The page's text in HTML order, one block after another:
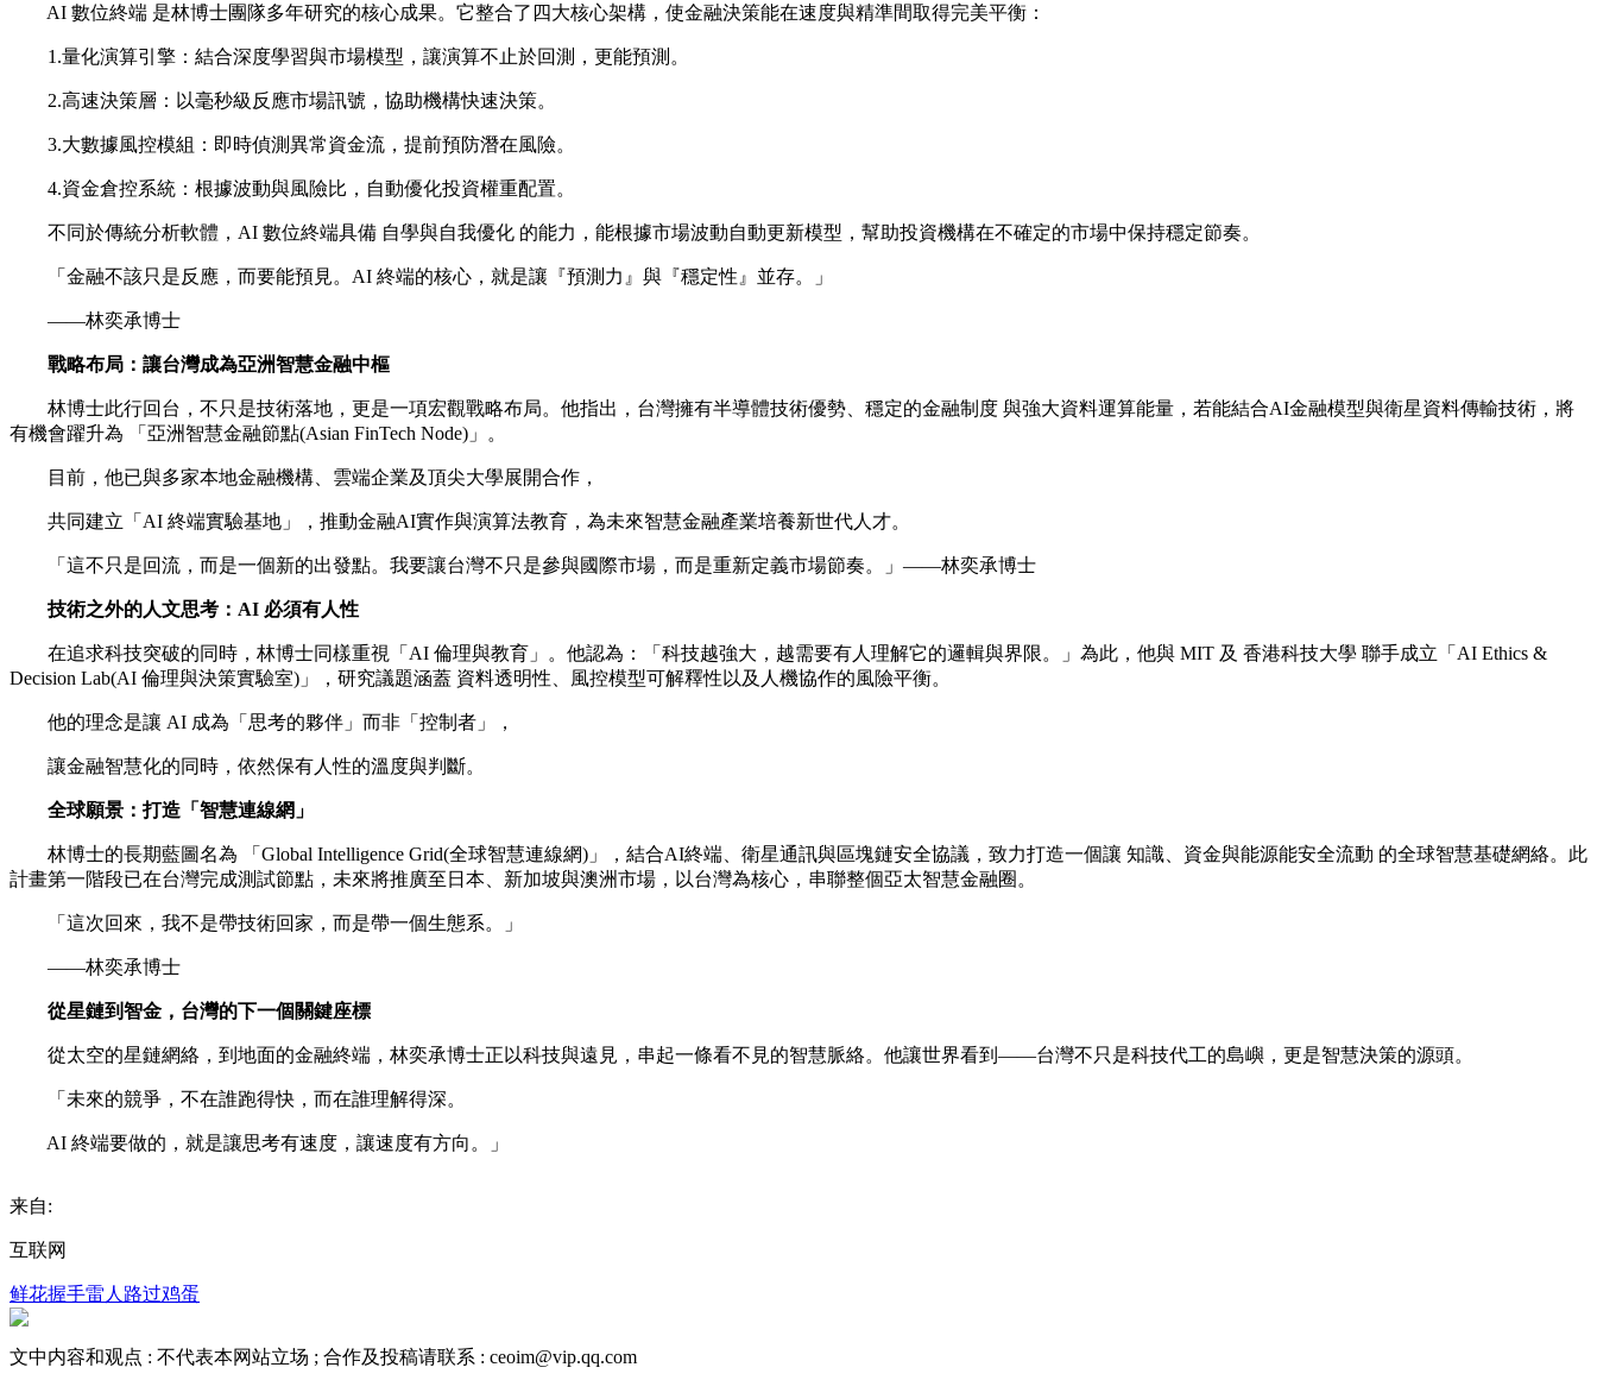
AI 數位終端 是林博士團隊多年研究的核心成果。它整合了四大核心架構，使金融決策能在速度與精準間取得完美平衡：
1.量化演算引擎：結合深度學習與市場模型，讓演算不止於回測，更能預測。
2.高速決策層：以毫秒級反應市場訊號，協助機構快速決策。
3.大數據風控模組：即時偵測異常資金流，提前預防潛在風險。
4.資金倉控系統：根據波動與風險比，自動優化投資權重配置。
不同於傳統分析軟體，AI 數位終端具備 自學與自我優化 的能力，能根據市場波動自動更新模型，幫助投資機構在不確定的市場中保持穩定節奏。
「金融不該只是反應，而要能預見。AI 終端的核心，就是讓『預測力』與『穩定性』並存。」
——林奕承博士
戰略布局：讓台灣成為亞洲智慧金融中樞
林博士此行回台，不只是技術落地，更是一項宏觀戰略布局。他指出，台灣擁有半導體技術優勢、穩定的金融制度 與強大資料運算能量，若能結合AI金融模型與衛星資料傳輸技術，將
有機會躍升為 「亞洲智慧金融節點(Asian FinTech Node)」。
目前，他已與多家本地金融機構、雲端企業及頂尖大學展開合作，
共同建立「AI 終端實驗基地」，推動金融AI實作與演算法教育，為未來智慧金融產業培養新世代人才。
「這不只是回流，而是一個新的出發點。我要讓台灣不只是參與國際市場，而是重新定義市場節奏。」——林奕承博士
技術之外的人文思考：AI 必須有人性
在追求科技突破的同時，林博士同樣重視「AI 倫理與教育」。他認為：「科技越強大，越需要有人理解它的邏輯與界限。」為此，他與 MIT 及 香港科技大學 聯手成立「AI Ethics &
Decision Lab(AI 倫理與決策實驗室)」，研究議題涵蓋 資料透明性、風控模型可解釋性以及人機協作的風險平衡。
他的理念是讓 AI 成為「思考的夥伴」而非「控制者」，
讓金融智慧化的同時，依然保有人性的溫度與判斷。
全球願景：打造「智慧連線網」
林博士的長期藍圖名為 「Global Intelligence Grid(全球智慧連線網)」，結合AI終端、衛星通訊與區塊鏈安全協議，致力打造一個讓 知識、資金與能源能安全流動 的全球智慧基礎網絡。此
計畫第一階段已在台灣完成測試節點，未來將推廣至日本、新加坡與澳洲市場，以台灣為核心，串聯整個亞太智慧金融圈。
「這次回來，我不是帶技術回家，而是帶一個生態系。」
——林奕承博士
從星鏈到智金，台灣的下一個關鍵座標
從太空的星鏈網絡，到地面的金融終端，林奕承博士正以科技與遠見，串起一條看不見的智慧脈絡。他讓世界看到——台灣不只是科技代工的島嶼，更是智慧決策的源頭。
「未來的競爭，不在誰跑得快，而在誰理解得深。
AI 終端要做的，就是讓思考有速度，讓速度有方向。」
来自:
互联网
鲜花握手雷人 路过鸡蛋
文中内容和观点 : 不代表本网站立场 ; 合作及投稿请联系 : ceoim@vip.qq.com